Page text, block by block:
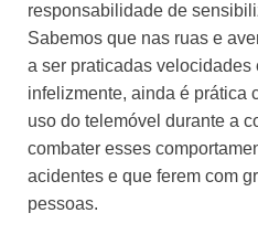
responsabilidade de
Sabemos que nas ruas e
a ser praticadas velocidades
infelizmente, ainda é prática
uso do telemóvel durante a
combater esses
acidentes e que ferem com
pessoas.